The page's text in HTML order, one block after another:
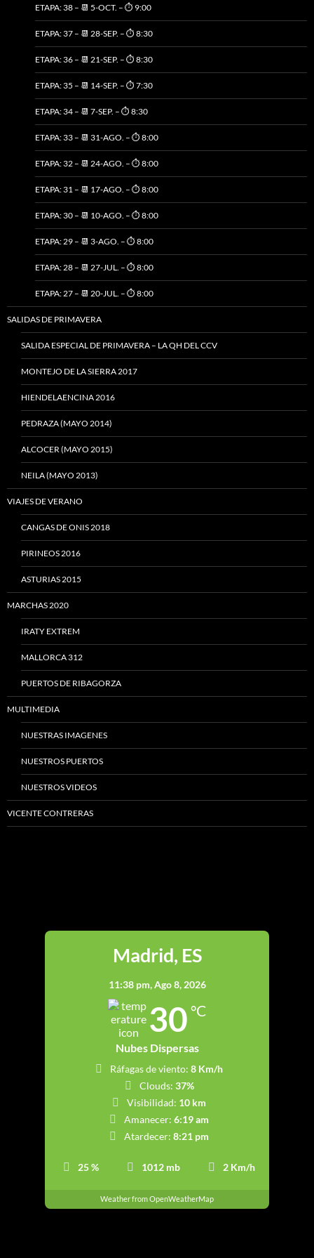
ETAPA: 38 – 📆 5-OCT. – ⏱️ 9:00
ETAPA: 37 – 📆 28-SEP. – ⏱️ 8:30
ETAPA: 36 – 📆 21-SEP. – ⏱️ 8:30
ETAPA: 35 – 📆 14-SEP. – ⏱️ 7:30
ETAPA: 34 – 📆 7-SEP. – ⏱️ 8:30
ETAPA: 33 – 📆 31-AGO. – ⏱️ 8:00
ETAPA: 32 – 📆 24-AGO. – ⏱️ 8:00
ETAPA: 31 – 📆 17-AGO. – ⏱️ 8:00
ETAPA: 30 – 📆 10-AGO. – ⏱️ 8:00
ETAPA: 29 – 📆 3-AGO. – ⏱️ 8:00
ETAPA: 28 – 📆 27-JUL. – ⏱️ 8:00
ETAPA: 27 – 📆 20-JUL. – ⏱️ 8:00
SALIDAS DE PRIMAVERA
SALIDA ESPECIAL DE PRIMAVERA – LA QH DEL CCV
MONTEJO DE LA SIERRA 2017
HIENDELAENCINA 2016
PEDRAZA (MAYO 2014)
ALCOCER (MAYO 2015)
NEILA (MAYO 2013)
VIAJES DE VERANO
CANGAS DE ONIS 2018
PIRINEOS 2016
ASTURIAS 2015
MARCHAS 2020
IRATY EXTREM
MALLORCA 312
PUERTOS DE RIBAGORZA
MULTIMEDIA
NUESTRAS IMAGENES
NUESTROS PUERTOS
NUESTROS VIDEOS
VICENTE CONTRERAS
Madrid, ES
11:38 pm,Ago 8, 2026
30 °C
Nubes Dispersas
25 % 1012 mb 2 Km/h
Ráfagas de viento: 8 Km/h
Clouds: 37%
Visibilidad: 10 km
Amanecer: 6:19 am
Atardecer: 8:21 pm
Weather from OpenWeatherMap